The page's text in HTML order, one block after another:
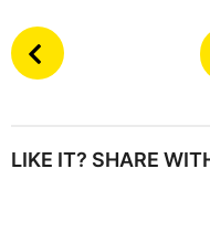
P
o
P
LIKE IT? SHARE